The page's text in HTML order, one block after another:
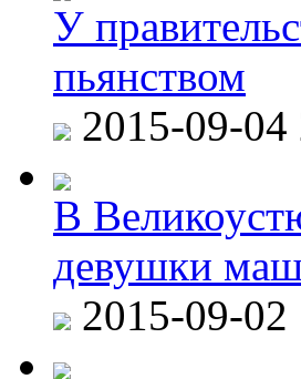
У
пьянством
2015-09-04
В
девушки
2015-09-02